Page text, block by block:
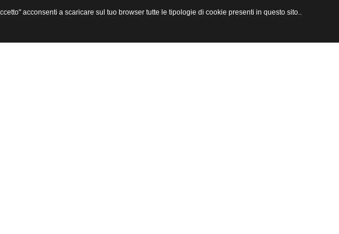
acconsenti a scaricare sul tuo browser tutte le tipologie di cookie presenti in questo sito..